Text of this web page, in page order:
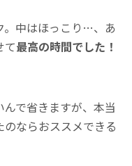
。中はほっこり…、あ
て最高の時間でした！
で省きますが、本当
ならおススメできる